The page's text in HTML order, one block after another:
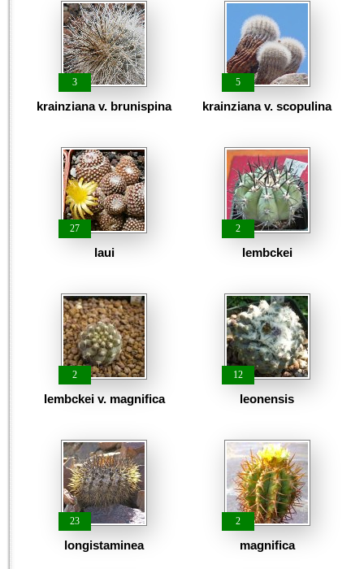
3
krainziana v. brunispina
5
krainziana v. scopulina
27
laui
2
lembckei
2
lembckei v. magnifica
12
leonensis
23
longistaminea
2
magnifica